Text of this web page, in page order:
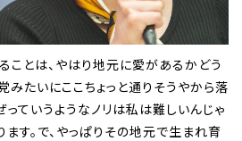
ことは、やはり地元に愛があるかどう
みたいにここちょっと通りそうやから落
ていうようなノリは私は難しいんじゃ
す。で、やっぱりその地元で生まれ育